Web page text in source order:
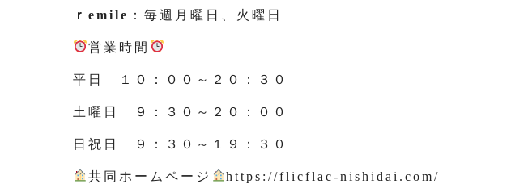
ｒemile ：毎週月曜日、火曜日
営業時間
平日 １０：００～２０：３０
土曜日 ９：３０～２０：００
日祝日 ９：３０～１９：３０
共同ホームページ https://flicflac-nishidai.com/